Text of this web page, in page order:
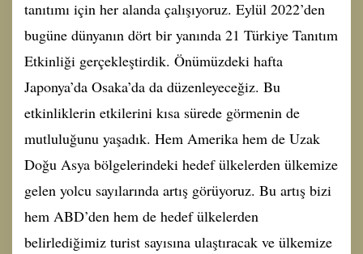
tanıtımı için her alanda çalışıyoruz. Eylül 2022’den
bugüne dünyanın dört bir yanında 21 Türkiye Tanıtım
Etkinliği gerçekleştirdik. Önümüzdeki hafta
Japonya’da Osaka’da da düzenleyeceğiz. Bu
etkinliklerin etkilerini kısa sürede görmenin de
mutluluğunu yaşadık. Hem Amerika hem de Uzak
Doğu Asya bölgelerindeki hedef ülkelerden ülkemize
gelen yolcu sayılarında artış görüyoruz. Bu artış bizi
hem ABD’den hem de hedef ülkelerden
belirlediğimiz turist sayısına ulaştıracak ve ülkemize